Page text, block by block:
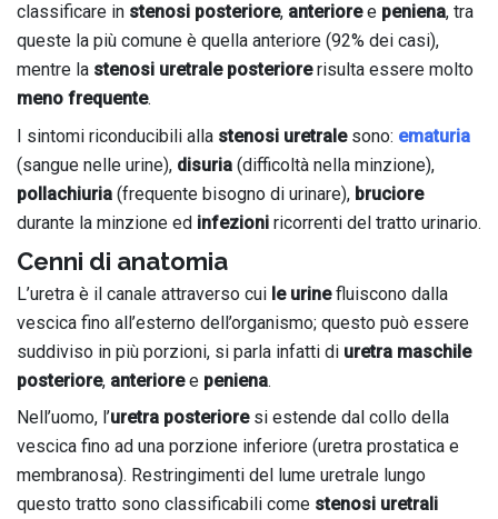
classificare in stenosi posteriore, anterioree peniena, tra
queste la più comune è quella anteriore (92% dei casi),
mentre la stenosi uretrale posteriorerisulta essere molto
meno frequente.
I sintomi riconducibili alla stenosi uretralesono: ematuria
(sangue nelle urine), disuria (difficoltà nella minzione),
pollachiuria (frequente bisogno di urinare), bruciore
durante la minzione ed infezioni ricorrenti del tratto urinario.
Cenni di anatomia
L’uretra è il canale attraverso cui le urinefluiscono dalla
vescica fino all’esterno dell’organismo; questo può essere
suddiviso in più porzioni, si parla infatti di uretra maschile
posteriore, anterioree peniena.
Nell’uomo, l’uretra posterioresi estende dal collo della
vescica fino ad una porzione inferiore (uretra prostatica e
membranosa). Restringimenti del lume uretrale lungo
questo tratto sono classificabili come stenosi uretrali